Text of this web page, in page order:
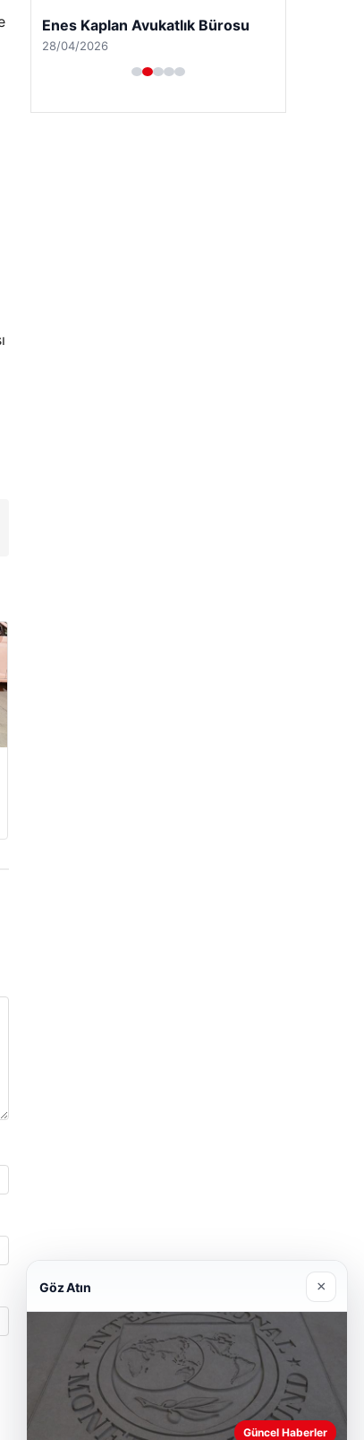
Trend Yapı Akustik
18/04/2026
Göz Atın ×
Güncel Haberler